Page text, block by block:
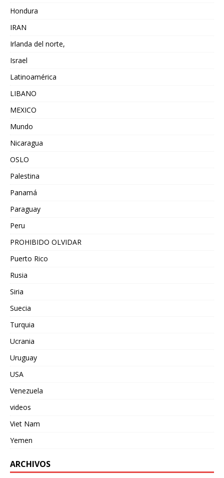
Hondura
IRAN
Irlanda del norte,
Israel
Latinoamérica
LIBANO
MEXICO
Mundo
Nicaragua
OSLO
Palestina
Panamá
Paraguay
Peru
PROHIBIDO OLVIDAR
Puerto Rico
Rusia
Siria
Suecia
Turquia
Ucrania
Uruguay
USA
Venezuela
videos
Viet Nam
Yemen
ARCHIVOS